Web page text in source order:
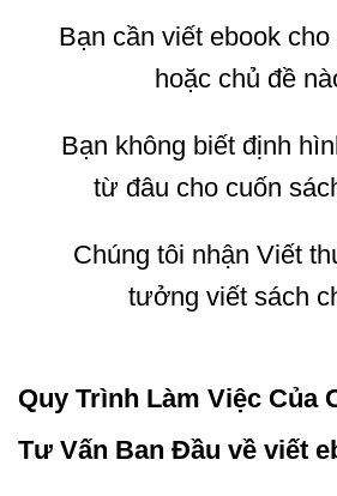
Bạn cần viết ebook
hoặc chủ đề
Bạn không biết định
từ đâu cho cuốn
Chúng tôi nhận Viết
tưởng viết sách
Quy Trình Làm Việc Của
Tư Vấn Ban Đầu về viết